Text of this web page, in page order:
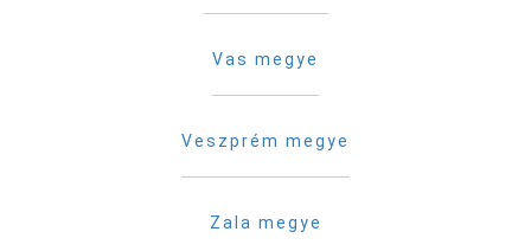
Vas megye
Veszprém megye
Zala megye